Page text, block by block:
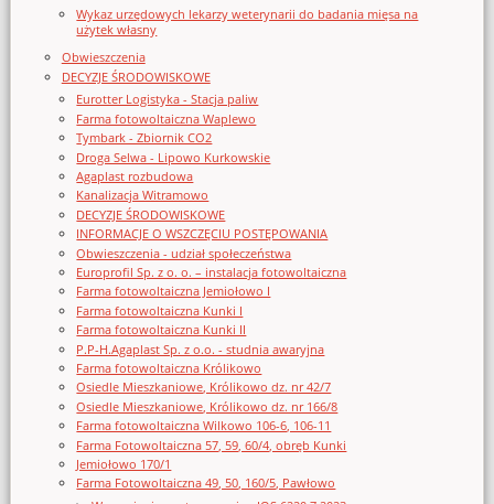
Wykaz urzędowych lekarzy weterynarii do badania mięsa na
użytek własny
Obwieszczenia
DECYZJE ŚRODOWISKOWE
Eurotter Logistyka - Stacja paliw
Farma fotowoltaiczna Waplewo
Tymbark - Zbiornik CO2
Droga Selwa - Lipowo Kurkowskie
Agaplast rozbudowa
Kanalizacja Witramowo
DECYZJE ŚRODOWISKOWE
INFORMACJE O WSZCZĘCIU POSTĘPOWANIA
Obwieszczenia - udział społeczeństwa
Europrofil Sp. z o. o. – instalacja fotowoltaiczna
Farma fotowoltaiczna Jemiołowo I
Farma fotowoltaiczna Kunki I
Farma fotowoltaiczna Kunki II
P.P-H.Agaplast Sp. z o.o. - studnia awaryjna
Farma fotowoltaiczna Królikowo
Osiedle Mieszkaniowe, Królikowo dz. nr 42/7
Osiedle Mieszkaniowe, Królikowo dz. nr 166/8
Farma fotowoltaiczna Wilkowo 106-6, 106-11
Farma Fotowoltaiczna 57, 59, 60/4, obręb Kunki
Jemiołowo 170/1
Farma Fotowoltaiczna 49, 50, 160/5, Pawłowo